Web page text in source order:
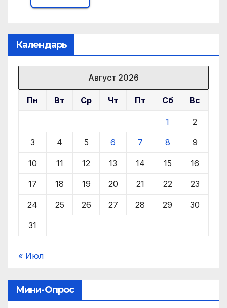
Календарь
Август 2026
Пн Вт Ср Чт Пт Сб Вс
1 2
3 4 5 6 7 8 9
10 11 12 13 14 15 16
17 18 19 20 21 22 23
24 25 26 27 28 29 30
31
« Июл
Мини-Опрос